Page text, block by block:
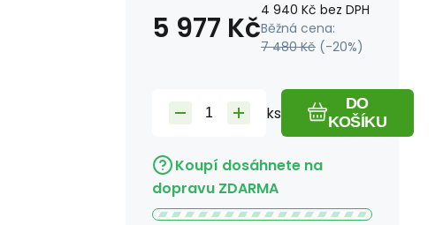
5 977 Kč4 940 Kč bez DPH
Běžná cena:
7 480 Kč (-20%)
ks
DO
KOŠÍKU
Koupí dosáhnete na
dopravu ZDARMA